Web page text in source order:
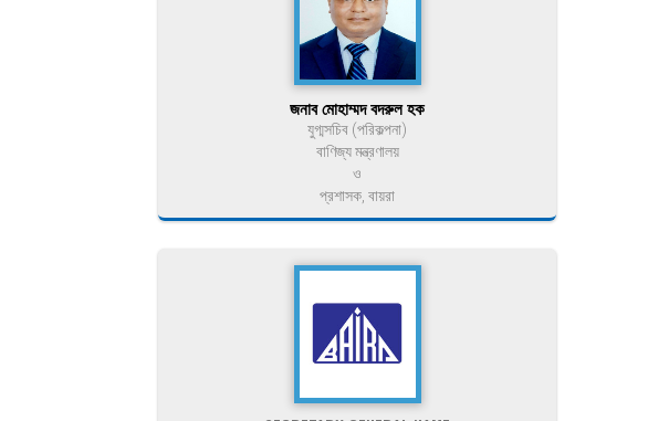
জনাব মোহাম্মদ বদরুল হক
যুগ্মসচিব (পরিকল্পনা)
বাণিজ্য মন্ত্রণালয়
ও
প্রশাসক, বায়রা